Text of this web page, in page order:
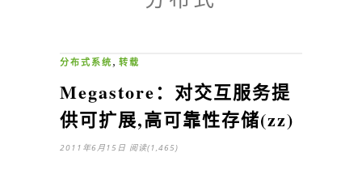
分布式系统 , 转载
Megastore：对交互服务提
供可扩展,高可靠性存储(zz)
2011年6月15日 阅读(1,465)